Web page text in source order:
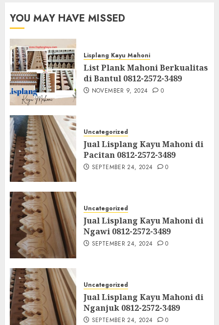
YOU MAY HAVE MISSED
Lisplang Kayu Mahoni
List Plank Mahoni Berkualitas
di Bantul 0812-2572-3489
NOVEMBER 9, 2024 0
Uncategorized
Jual Lisplang Kayu Mahoni di
Pacitan 0812-2572-3489
SEPTEMBER 24, 2024 0
Uncategorized
Jual Lisplang Kayu Mahoni di
Ngawi 0812-2572-3489
SEPTEMBER 24, 2024 0
Uncategorized
Jual Lisplang Kayu Mahoni di
Nganjuk 0812-2572-3489
SEPTEMBER 24, 2024 0